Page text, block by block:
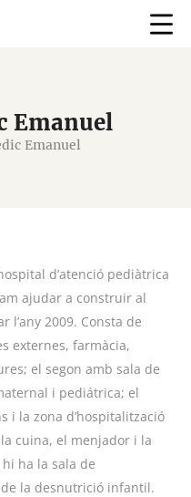
Emanuel
Emanuel
d’atenció pediàtrica
ajudar a construir al
l’any 2009. Consta de
externes, farmàcia,
el segon amb sala de
i pediátrica; el
i la zona d’hospitalització
cuina, el menjador i la
ha la sala de
la desnutrició infantil.